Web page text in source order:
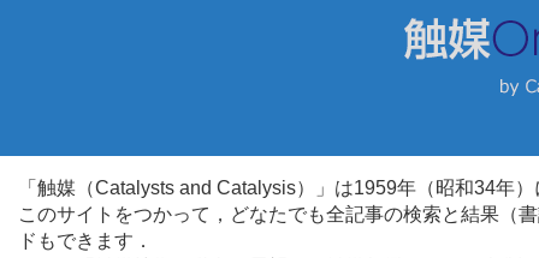
「触媒（Catalysts and Catalysis）」は1959年（昭和34年
このサイトをつかって，どなたでも全記事の検索と結果（
ドもできます．